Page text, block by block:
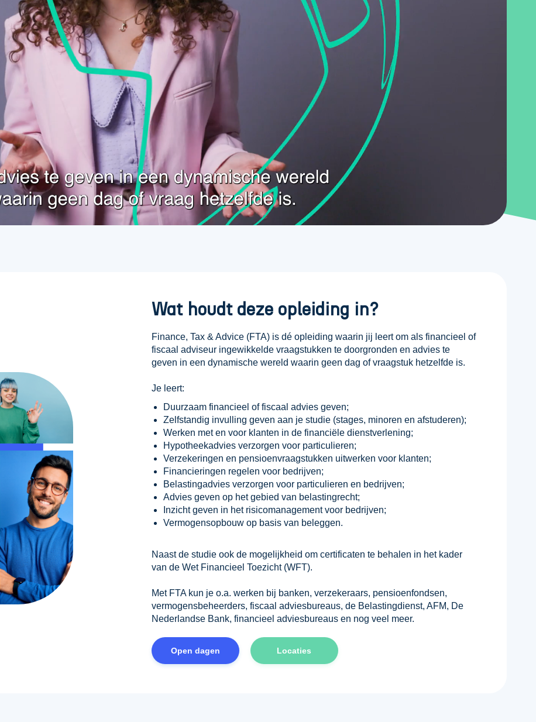
Wat houdt deze opleiding in?
Finance, Tax & Advice (FTA) is dé opleiding waarin jij leert om als financieel of
fiscaal adviseur ingewikkelde vraagstukken te doorgronden en advies te
geven in een dynamische wereld waarin geen dag of vraagstuk hetzelfde is.
Je leert:
Duurzaam financieel of fiscaal advies geven;
Zelfstandig invulling geven aan je studie (stages, minoren en afstuderen);
Werken met en voor klanten in de financiële dienstverlening;
Hypotheekadvies verzorgen voor particulieren;
Verzekeringen en pensioenvraagstukken uitwerken voor klanten;
Financieringen regelen voor bedrijven;
Belastingadvies verzorgen voor particulieren en bedrijven;
Advies geven op het gebied van belastingrecht;
Inzicht geven in het risicomanagement voor bedrijven;
Vermogensopbouw op basis van beleggen.
Naast de studie ook de mogelijkheid om certificaten te behalen in het kader
van de Wet Financieel Toezicht (WFT).
Met FTA kun je o.a. werken bij banken, verzekeraars, pensioenfondsen,
vermogensbeheerders, fiscaal adviesbureaus, de Belastingdienst, AFM, De
Nederlandse Bank, financieel adviesbureaus en nog veel meer.
Open dagen Locaties